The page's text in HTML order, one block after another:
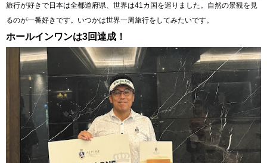
旅行が好きで日本は全都道府県、世界は41カ国を巡りました。自然の景観を見
るのが一番好きです。いつかは世界一周旅行をしてみたいです。
ホールインワンは3回達成！